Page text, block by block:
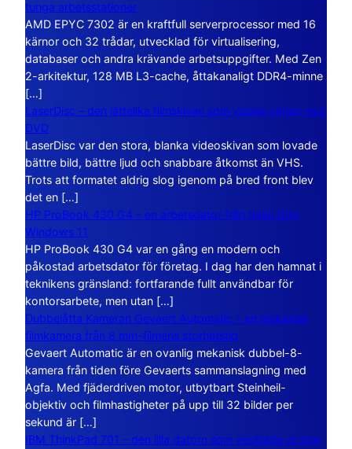
tunga arbetsstationer
AMD EPYC 7302 är en kraftfull serverprocessor med 16
kärnor och 32 trådar, utvecklad för virtualisering,
databaser och andra krävande arbetsuppgifter. Med Zen
2-arkitektur, 128 MB L3-cache, åttakanaligt DDR4-minne
[…]
LaserDisc – den jättelika filmskivan som visade vägen mot
DVD
LaserDisc var den stora, blanka videoskivan som lovade
bättre bild, bättre ljud och snabbare åtkomst än VHS.
Trots att formatet aldrig slog igenom på bred front blev
det en […]
HP ProBook 430 G4 – en arbetsdator från tiden före
Windows 11
HP ProBook 430 G4 var en gång en modern och
påkostad arbetsdator för företag. I dag har den hamnat i
teknikens gränsland: fortfarande fullt användbar för
kontorsarbete, men utan […]
Dubbelåtta Kameran Gevaert Automatic – en mekanisk
filmkamera från 8 mm-filmens storhetstid
Gevaert Automatic är en ovanlig mekanisk dubbel-8-
kamera från tiden före Gevaerts sammanslagning med
Agfa. Med fjäderdriven motor, utbytbart Steinheil-
objektiv och filmhastigheter på upp till 32 bilder per
sekund är […]
IBM ThinkPad 701 – den lilla datorn som vecklade ut sina